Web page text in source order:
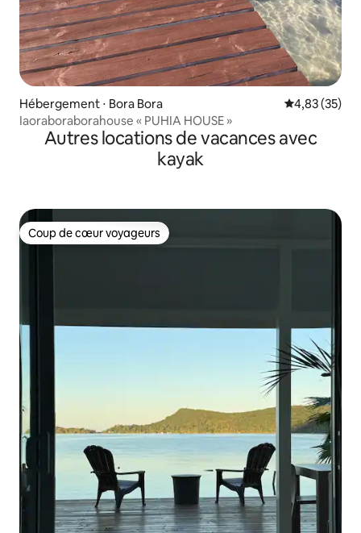
Hébergement ⋅ Bora Bora Évaluation
4,83 (35)
Iaoraboraborahouse « PUHIA HOUSE »
Autres locations de vacances avec
kayak
Coup de cœur voyageurs
Coup de cœur voyageurs